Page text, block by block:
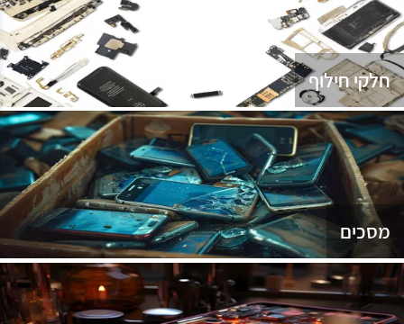
חלקי חילוף
מסכים